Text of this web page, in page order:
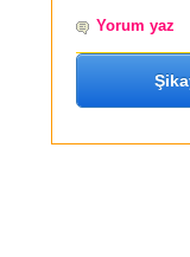
Yorum yaz